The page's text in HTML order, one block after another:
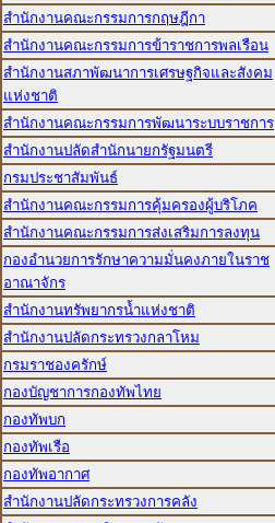
สำนักงานคณะกรรมการกฤษฎีกา
สำนักงานคณะกรรมการข้าราชการพลเรือน
สำนักงานสภาพัฒนาการเศรษฐกิจและสังคม
แห่งชาติ
สำนักงานคณะกรรมการพัฒนาระบบราชการ
สำนักงานปลัดสำนักนายกรัฐมนตรี
กรมประชาสัมพันธ์
สำนักงานคณะกรรมการคุ้มครองผู้บริโภค
สำนักงานคณะกรรมการส่งเสริมการลงทุน
กองอำนวยการรักษาความมั่นคงภายในราช
อาณาจักร
สำนักงานทรัพยากรน้ำแห่งชาติ
สำนักงานปลัดกระทรวงกลาโหม
กรมราชองครักษ์
กองบัญชาการกองทัพไทย
กองทัพบก
กองทัพเรือ
กองทัพอากาศ
สำนักงานปลัดกระทรวงการคลัง